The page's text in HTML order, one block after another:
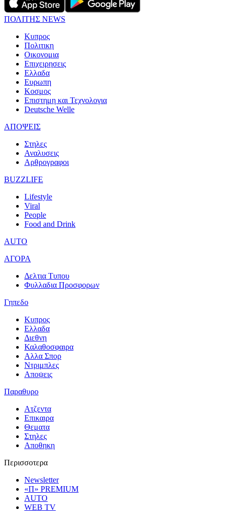
ΠΟΛΙΤΗΣ NEWS
Κυπρος
Πολιτικη
Οικονομια
Επιχειρησεις
Ελλαδα
Ευρωπη
Κοσμος
Επιστημη και Τεχνολογια
Deutsche Welle
ΑΠΟΨΕΙΣ
Στηλες
Αναλυσεις
Αρθρογραφοι
BUZZLIFE
Lifestyle
Viral
People
Food and Drink
AUTO
ΑΓΟΡΑ
Δελτια Τυπου
Φυλλαδια Προσφορων
Γηπεδο
Κυπρος
Ελλαδα
Διεθνη
Καλαθοσφαιρα
Αλλα Σπορ
Ντριμπλες
Αποψεις
Παραθυρο
Ατζεντα
Επικαιρα
Θεματα
Στηλες
Αποθηκη
Περισσοτερα
Newsletter
«Π» PREMIUM
AUTO
WEB TV